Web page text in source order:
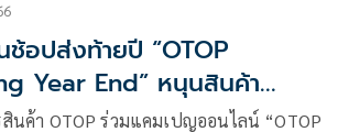
อปส่งท้ายปี “OTOP
Year End” หนุนสินค้า
อนไลน์บน Shopee
นค้า OTOP ร่วมแคมเปญออนไลน์ “OTOP